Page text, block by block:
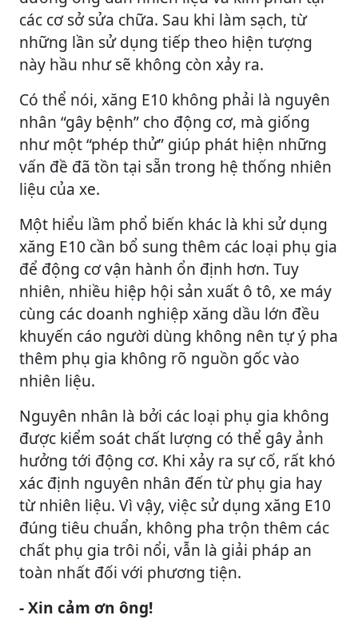
các cơ sở sửa chữa. Sau khi làm sạch, từ
những lần sử dụng tiếp theo hiện tượng
này hầu như sẽ không còn xảy ra.
Có thể nói, xăng E10 không phải là nguyên
nhân “gây bệnh” cho động cơ, mà giống
như một “phép thử” giúp phát hiện những
vấn đề đã tồn tại sẵn trong hệ thống nhiên
liệu của xe.
Một hiểu lầm phổ biến khác là khi sử dụng
xăng E10 cần bổ sung thêm các loại phụ gia
để động cơ vận hành ổn định hơn. Tuy
nhiên, nhiều hiệp hội sản xuất ô tô, xe máy
cùng các doanh nghiệp xăng dầu lớn đều
khuyến cáo người dùng không nên tự ý pha
thêm phụ gia không rõ nguồn gốc vào
nhiên liệu.
Nguyên nhân là bởi các loại phụ gia không
được kiểm soát chất lượng có thể gây ảnh
hưởng tới động cơ. Khi xảy ra sự cố, rất khó
xác định nguyên nhân đến từ phụ gia hay
từ nhiên liệu. Vì vậy, việc sử dụng xăng E10
đúng tiêu chuẩn, không pha trộn thêm các
chất phụ gia trôi nổi, vẫn là giải pháp an
toàn nhất đối với phương tiện.
- Xin cảm ơn ông!